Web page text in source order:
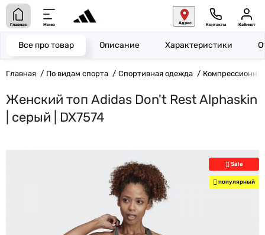
Главная Меню Адрес Контакты Кабинет
Главная По видам спорта Спортивная одежда
Женский топ Adidas Don't Rest Alphaskin
| серый | DX7574
Все про товар Описание Характеристики
Sale
популярный